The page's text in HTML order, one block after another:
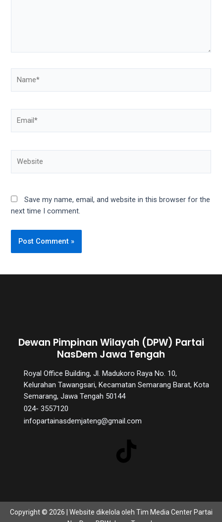
Save my name, email, and website in this browser for the
next time I comment.
Dewan Pimpinan Wilayah (DPW) Partai
NasDem Jawa Tengah
Royal Office Building, Jl. Madukoro Raya No. 10,
Kelurahan Tawangsari, Kecamatan Semarang Barat, Kota
Semarang, Jawa Tengah 50144
024- 3557120
infopartainasdemjateng@gmail.com
Copyright © 2026 | Website dikelola oleh Tim Media Center Partai